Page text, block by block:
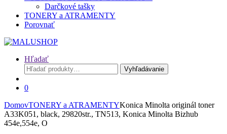
Darčkové tašky
TONERY a ATRAMENTY
Porovnať
Hľadať
Hľadať:
Vyhľadávanie
0
DomovTONERY a ATRAMENTYKonica Minolta originál toner
A33K051, black, 29820str., TN513, Konica Minolta Bizhub
454e,554e, O